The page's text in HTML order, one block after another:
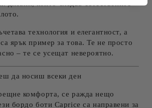
технология и елегантност, а
са ярък пример за това. Те не просто
– те се усещат невероятно.
да носиш всеки ден
комфорта, се ражда нещо
бордо боти Caprice са направени за